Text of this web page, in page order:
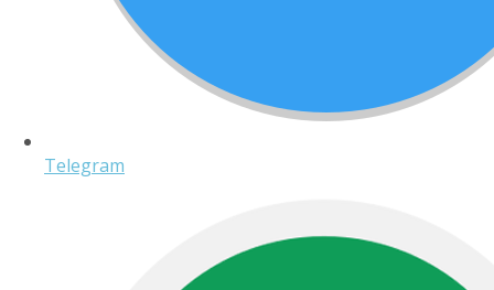
Telegram